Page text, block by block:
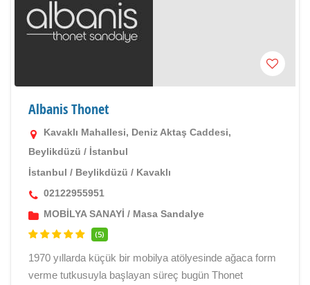
Albanis Thonet
Kavaklı Mahallesi, Deniz Aktaş Caddesi,
Beylikdüzü / İstanbul
İstanbul / Beylikdüzü / Kavaklı
02122955951
MOBİLYA SANAYİ / Masa Sandalye
(5)
1970 yıllarda küçük bir mobilya atölyesinde ağaca form
verme tutkusuyla başlayan süreç bugün Thonet